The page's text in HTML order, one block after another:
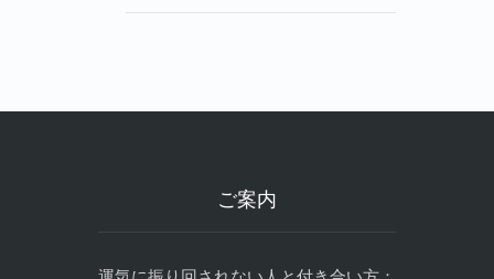
ご案内